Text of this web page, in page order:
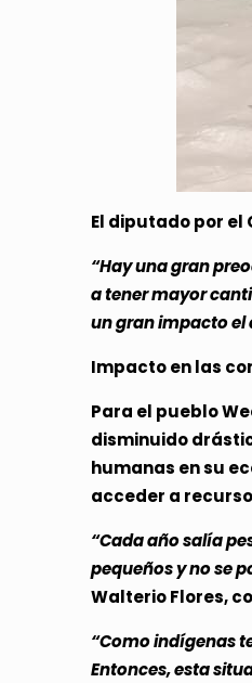
El diputado por el
“Hay una gran
a tener mayor
un gran impacto el
Impacto en las
Para el pueblo
disminuido
humanas en su
acceder a
“Cada año salía
pequeños y no se
Walterio Flores,
“Como indígenas
Entonces, esta